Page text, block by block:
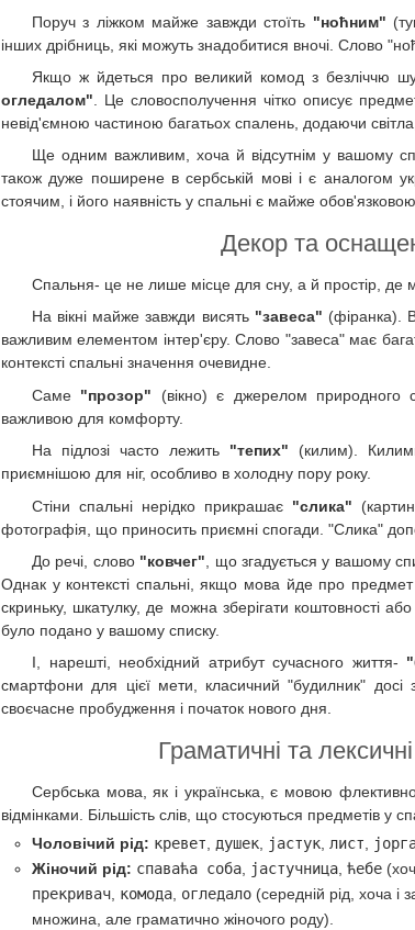
Поруч з ліжком майже завжди стоїть "ноћним"
інших дрібниць, які можуть знадобитися вночі. Слово
Якщо ж йдеться про великий комод з безліччю
огледалом" . Це словосполучення чітко описує
невід'ємною частиною багатьох спалень, додаючи
Ще одним важливим, хоча й відсутнім у вашому
також дуже поширене в сербській мові і є аналогом
стоячим, і його наявність у спальні є майже
Декор та
Спальня- це не лише місце для сну, а й простір, де
На вікні майже завжди висять "завеса" (фіранка).
важливим елементом інтер'єру. Слово "завеса" має
контексті спальні значення очевидне.
Саме "прозор" (вікно) є джерелом природного
важливою для комфорту.
На підлозі часто лежить "тепих" (килим).
приємнішою для ніг, особливо в холодну пору року.
Стіни спальні нерідко прикрашає "слика"
фотографія, що приносить приємні спогади. "Слика"
До речі, слово "ковчег" , що згадується у вашому
Однак у контексті спальні, якщо мова йде про
скриньку, шкатулку, де можна зберігати коштовності
було подано у вашому списку.
І, нарешті, необхідний атрибут сучасного життя-
смартфони для цієї мети, класичний "будилник" досі
своєчасне пробудження і початок нового дня.
Граматичні та
Сербська мова, як і українська, є мовою
відмінками. Більшість слів, що стосуються предметів у
Чоловічий рід: кревет, душек, јастук, лист,
Жіночий рід: спаваћа соба, јастучница, ћебе
прекривач, комода, огледало (середній рід, хоча і
множина, але граматично жіночого роду).